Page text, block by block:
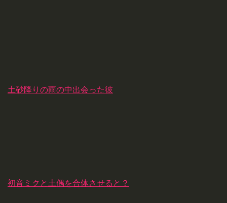
土砂降りの雨の中出会った彼
初音ミクと土偶を合体させると？